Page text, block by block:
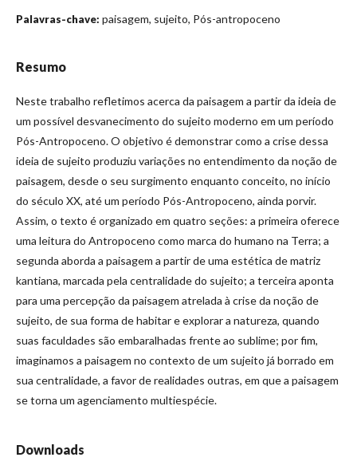
Palavras-chave: paisagem, sujeito, Pós-antropoceno
Resumo
Neste trabalho refletimos acerca da paisagem a partir da ideia de
um possível desvanecimento do sujeito moderno em um período
Pós-Antropoceno. O objetivo é demonstrar como a crise dessa
ideia de sujeito produziu variações no entendimento da noção de
paisagem, desde o seu surgimento enquanto conceito, no início
do século XX, até um período Pós-Antropoceno, ainda porvir.
Assim, o texto é organizado em quatro seções: a primeira oferece
uma leitura do Antropoceno como marca do humano na Terra; a
segunda aborda a paisagem a partir de uma estética de matriz
kantiana, marcada pela centralidade do sujeito; a terceira aponta
para uma percepção da paisagem atrelada à crise da noção de
sujeito, de sua forma de habitar e explorar a natureza, quando
suas faculdades são embaralhadas frente ao sublime; por fim,
imaginamos a paisagem no contexto de um sujeito já borrado em
sua centralidade, a favor de realidades outras, em que a paisagem
se torna um agenciamento multiespécie.
Downloads